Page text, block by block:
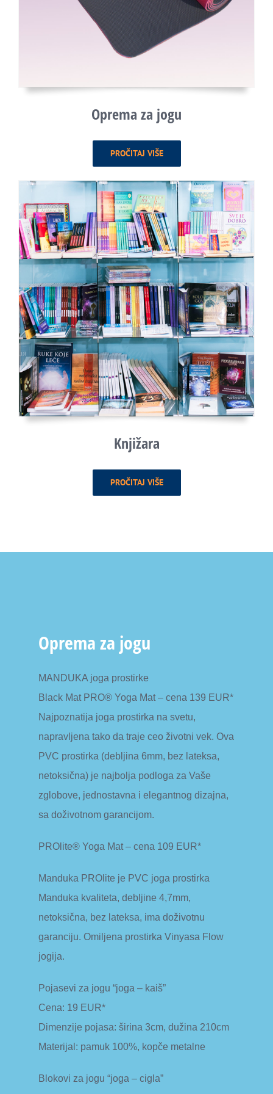
Oprema za jogu
PROČITAJ VIŠE
Knjižara
PROČITAJ VIŠE
Oprema za jogu
MANDUKA joga prostirke
Black Mat PRO® Yoga Mat – cena 139 EUR*
Najpoznatija joga prostirka na svetu,
napravljena tako da traje ceo životni vek. Ova
PVC prostirka (debljina 6mm, bez lateksa,
netoksična) je najbolja podloga za Vaše
zglobove, jednostavna i elegantnog dizajna,
sa doživotnom garancijom.
PROlite® Yoga Mat – cena 109 EUR*
Manduka PROlite je PVC joga prostirka
Manduka kvaliteta, debljine 4,7mm,
netoksična, bez lateksa, ima doživotnu
garanciju. Omiljena prostirka Vinyasa Flow
jogija.
Pojasevi za jogu “joga – kaiš”
Cena: 19 EUR*
Dimenzije pojasa: širina 3cm, dužina 210cm
Materijal: pamuk 100%, kopče metalne
Blokovi za jogu “joga – cigla”